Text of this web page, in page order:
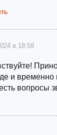
в 18:59
и временно
вопросы